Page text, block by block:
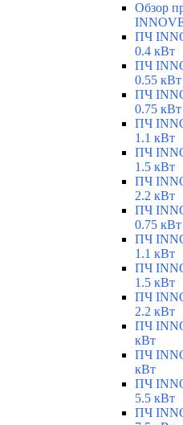
Обзор
ПЧ
0.4 кВт
ПЧ
0.55 кВт
ПЧ
0.75 кВт
ПЧ
1.1 кВт
ПЧ
1.5 кВт
ПЧ
2.2 кВт
ПЧ
0.75 кВт
ПЧ
1.1 кВт
ПЧ
1.5 кВт
ПЧ
2.2 кВт
ПЧ
кВт
ПЧ
кВт
ПЧ
5.5 кВт
ПЧ